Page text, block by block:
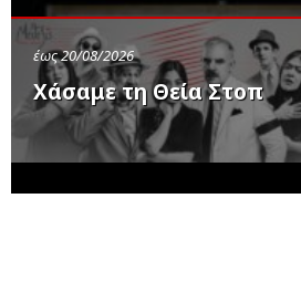
έως 20/08/2026
Χάσαμε τη Θεία Στοπ